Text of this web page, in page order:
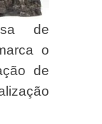
de
o
de